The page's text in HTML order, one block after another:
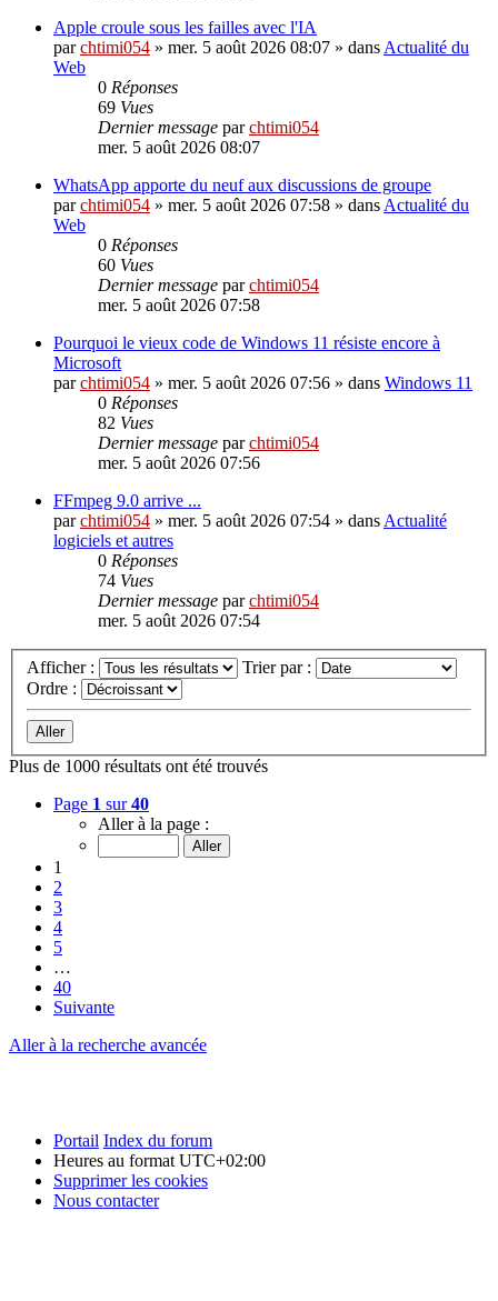
Apple croule sous les failles avec l'IA
parchtimi054 » mer. 5 août 2026 08:07 » dans Actualité du
Web
0 Réponses
69 Vues
Dernier message parchtimi054
mer. 5 août 2026 08:07
WhatsApp apporte du neuf aux discussions de groupe
parchtimi054 » mer. 5 août 2026 07:58 » dans Actualité du
Web
0 Réponses
60 Vues
Dernier message parchtimi054
mer. 5 août 2026 07:58
Pourquoi le vieux code de Windows 11 résiste encore à
Microsoft
parchtimi054 » mer. 5 août 2026 07:56 » dans Windows 11
0 Réponses
82 Vues
Dernier message parchtimi054
mer. 5 août 2026 07:56
FFmpeg 9.0 arrive ...
parchtimi054 » mer. 5 août 2026 07:54 » dans Actualité
logiciels et autres
0 Réponses
74 Vues
Dernier message parchtimi054
mer. 5 août 2026 07:54
Afficher :
Trier par :
Ordre :
Plus de 1000 résultats ont été trouvés
Page 1 sur40
Aller à la page :
1
2
3
4
5
…
40
Suivante
Aller à la recherche avancée
Portail Index du forum
Heures au format UTC+02:00
Supprimer les cookies
Nous contacter